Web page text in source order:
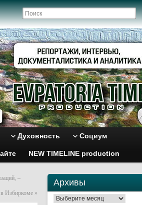
Духовность Социум
NEW TIMELINE production
–
Избиркоме »
Архивы
Архивы